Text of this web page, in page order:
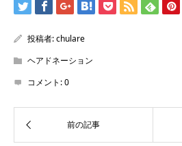
投稿者:chulare
ヘアドネーション
コメント:0